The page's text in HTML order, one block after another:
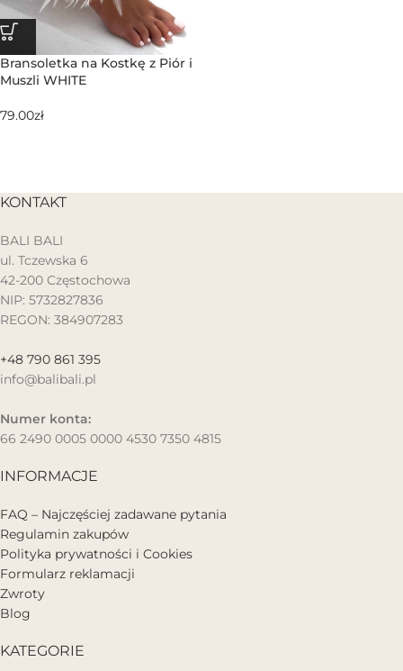
Bransoletka na Kostkę z Piór i
Muszli WHITE
79.00zł
KONTAKT
BALI BALI
ul. Tczewska 6
42-200 Częstochowa
NIP: 5732827836
REGON: 384907283
+48 790 861 395
info@balibali.pl
Numer konta:
66 2490 0005 0000 4530 7350 4815
INFORMACJE
FAQ – Najczęściej zadawane pytania
Regulamin zakupów
Polityka prywatności i Cookies
Formularz reklamacji
Zwroty
Blog
KATEGORIE